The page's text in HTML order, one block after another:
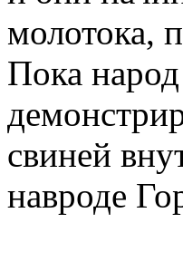
молотока,
Пока
свиней
навроде